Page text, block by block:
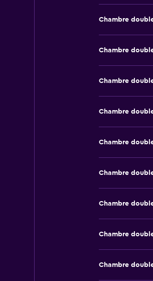
Chambre
Chambre
Chambre
Chambre
Chambre
Chambre
Chambre
Chambre
Chambre